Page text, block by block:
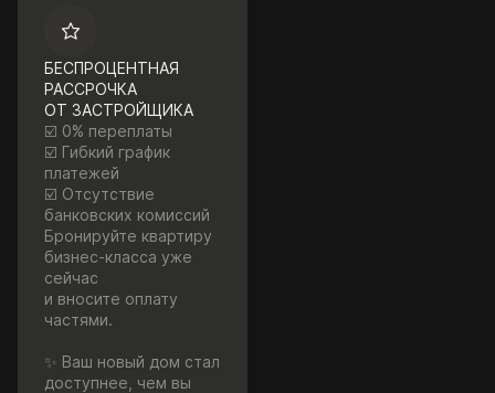
БЕСПРОЦЕНТНАЯ
РАССРОЧКА
ОТ ЗАСТРОЙЩИКА
☑️ 0% переплаты
☑️ Гибкий график
платежей
☑️ Отсутствие
банковских комиссий
Бронируйте квартиру
бизнес-класса уже
сейчас
и вносите оплату
частями.
✨ Ваш новый дом стал
доступнее, чем вы